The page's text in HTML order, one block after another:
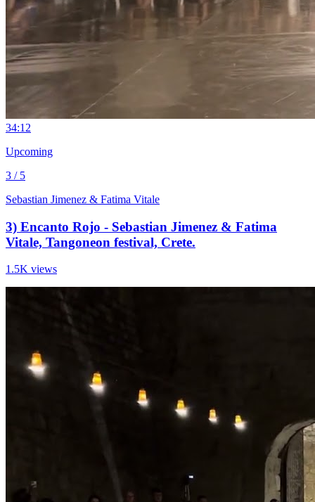
34:12
Upcoming
3 / 5
Sebastian Jimenez & Fatima Vitale
3) Encanto Rojo - Sebastian Jimenez & Fatima
Vitale, Tangoneon festival, Crete.
1.5K views